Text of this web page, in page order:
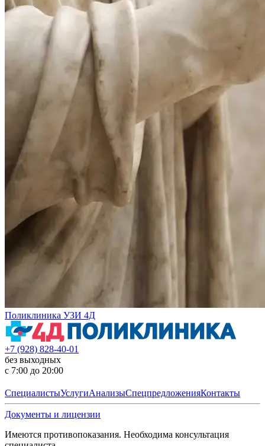
Поликлиника УЗИ 4Д
+7 (928) 828-40-01
без выходных
с 7:00 до 20:00
СпециалистыУслугиАнализыСпецпредложенияКонтакты
Документы и лицензии
Имеются противопоказания. Необходима консультация